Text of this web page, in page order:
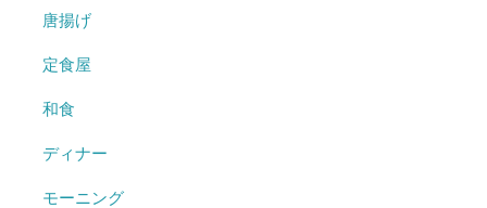
唐揚げ
定食屋
和食
ディナー
モーニング